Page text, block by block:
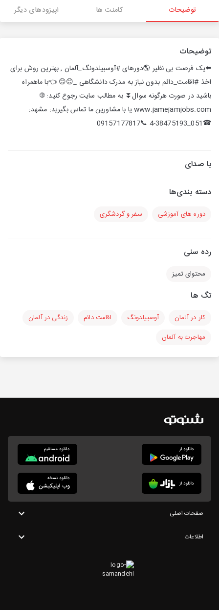
توضیحات کامنت ها اپیزودهای دیگر
توضیحات
⬅️یک فرصت بی نظیر 🌎دورهای #آوسبیلدونگ_آلمان , بهترین روش برای
اخذ #اقامت_دائم بدون نیاز به مدرک دانشگاهی _😊😊 👈با ماهمراه
باشید در صورت هرگونه سوال⏬ به مطالب سایت رجوع کنید: 🌐
www.jamejamjobs.com یا با مشاورین ما تماس بگیرید: مشهد:
☎051_38475193-4 📞09157177817
با صدای
دسته بندی‌ها
دوره های آموزشی سفر و گردشگری
رده سنی
محتوای تمیز
تگ ها
کار در آلمان آوسبیلدونگ اقامت دائم
زندگی در آلمان
مهاجرت به آلمان
صفحات اصلی
اطلاعات